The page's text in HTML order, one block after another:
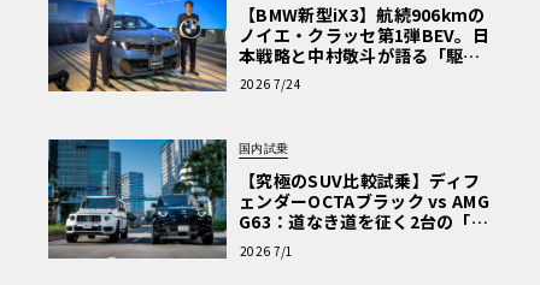
【BMW新型iX3】航続906kmの
ノイエ・クラッセ第1弾BEV。日
本戦略と中村敬斗が語る「駆け
ぬける歓び」
2026 7/24
国内試乗
【究極のSUV比較試乗】ディフ
ェンダーOCTAブラック vs AMG
G63：道なき道を征く2台の「対
極的アプローチ」
2026 7/1